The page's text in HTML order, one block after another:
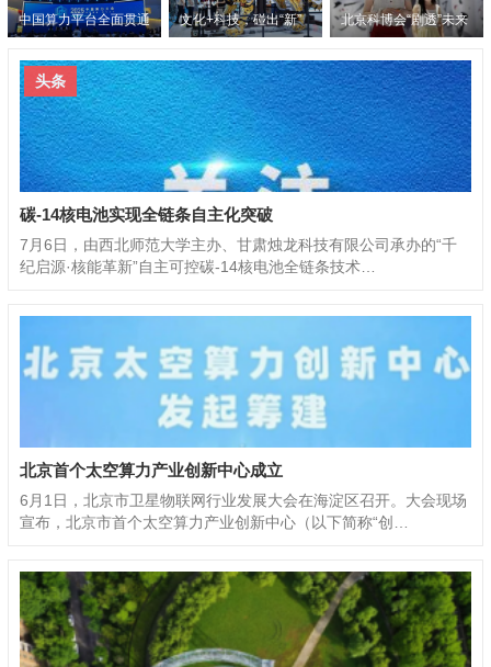
中国算力平台全面贯通
文化+科技，碰出“新”
博会启幕
北京科博会“剧透”未来
头条
碳-14核电池实现全链条自主化突破
7月6日，由西北师范大学主办、甘肃烛龙科技有限公司承办的“千
纪启源·核能革新”自主可控碳-14核电池全链条技术…
北京首个太空算力产业创新中心成立
6月1日，北京市卫星物联网行业发展大会在海淀区召开。大会现场
宣布，北京市首个太空算力产业创新中心（以下简称“创…